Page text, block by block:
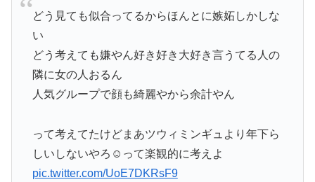
どう見ても似合ってるからほんとに嫉妬しかしな
い
どう考えても嫌やん好き好き大好き言うてる人の
隣に女の人おるん
人気グループで顔も綺麗やから余計やん
って考えてたけどまあツウィミンギュより年下ら
しいしないやろ☺️って楽観的に考えよ
pic.twitter.com/UoE7DKRsF9